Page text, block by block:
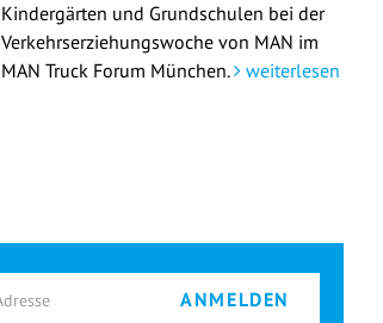
Kindergärten und Grundschulen bei der
Verkehrserziehungswoche von MAN im
MAN Truck Forum München. weiterlesen
ANMELDEN